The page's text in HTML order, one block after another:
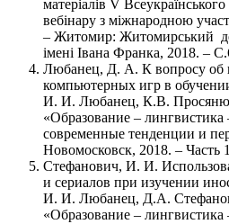
матеріалів V
вебінару з міжнародною
– Житомир: Житомирський
імені Івана Франка, 2018. –
Любанец, Д. А. К вопросу об
компьютерных игр в
И. И. Любанец, К.В.
«Образование –
современные тенденции и
Новомосковск, 2018. – Часть
Стефанович, И. И.
и сериалов при изучении
И. И. Любанец, Д.А.
«Образование –